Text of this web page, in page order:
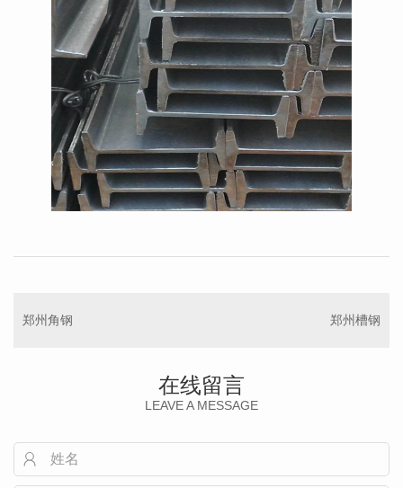
郑州角钢 郑州槽钢
在线留言
LEAVE A MESSAGE